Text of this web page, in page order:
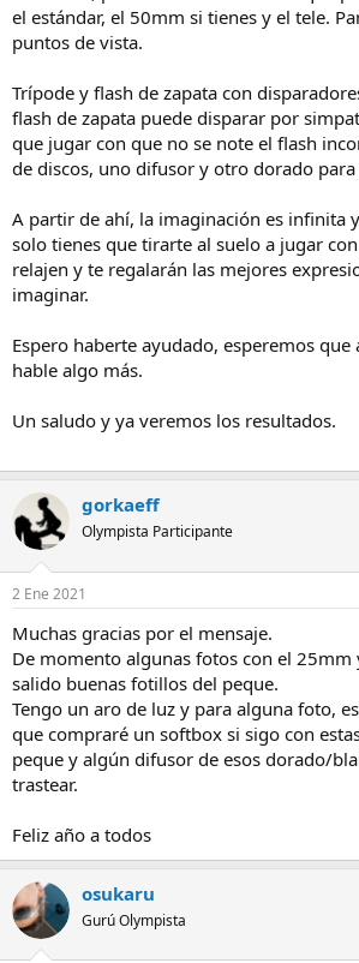
el estándar, el 50mm si tienes y el tele.
puntos de vista.
Trípode y flash de zapata con
flash de zapata puede disparar por
que jugar con que no se note el flash
de discos, uno difusor y otro dorado para
A partir de ahí, la imaginación es infinita
solo tienes que tirarte al suelo a jugar
relajen y te regalarán las mejores
imaginar.
Espero haberte ayudado, esperemos
hable algo más.
Un saludo y ya veremos los resultados.
gorkaeff
Olympista Participante
2 Ene 2021
Muchas gracias por el mensaje.
De momento algunas fotos con el 25mm
salido buenas fotillos del peque.
Tengo un aro de luz y para alguna foto,
que compraré un softbox si sigo con
peque y algún difusor de esos dorado/
trastear.
Feliz año a todos
osukaru
Gurú Olympista